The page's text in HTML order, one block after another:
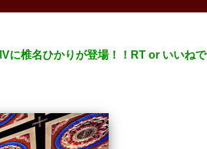
に椎名ひかりが登場！！RT or いいねで